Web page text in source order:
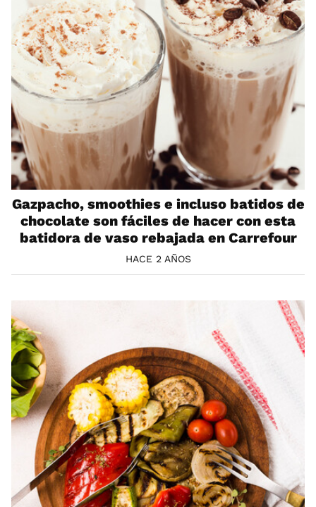
Gazpacho, smoothies e incluso batidos de
chocolate son fáciles de hacer con esta
batidora de vaso rebajada en Carrefour
HACE 2 AÑOS